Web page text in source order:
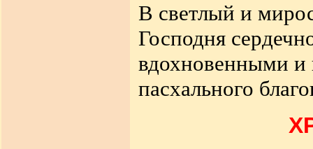
В светлый и
Господня
вдохновенными и
пасхального